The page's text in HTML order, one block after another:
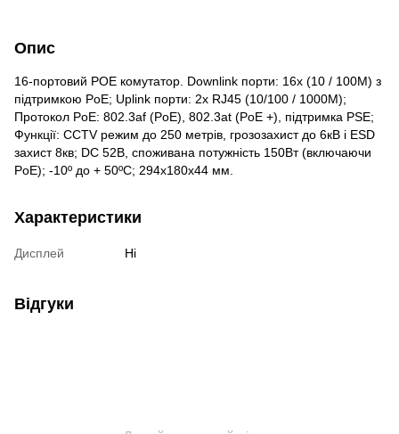
Опис
16-портовий POE комутатор. Downlink порти: 16x (10 / 100M) з
підтримкою PoE; Uplink порти: 2x RJ45 (10/100 / 1000M);
Протокол PoE: 802.3af (PoE), 802.3at (PoE +), підтримка PSE;
Функції: CCTV режим до 250 метрів, грозозахист до 6кВ і ESD
захист 8кв; DC 52В, споживана потужність 150Вт (включаючи
PoE); -10º до + 50ºC; 294х180х44 мм.
Характеристики
Дисплей Ні
Відгуки